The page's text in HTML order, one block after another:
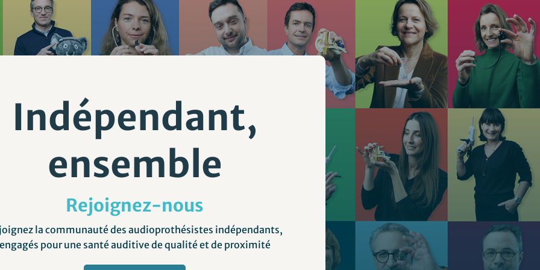
Indépendant,
ensemble
Rejoignez-nous
la communauté des audioprothésistes indépendants,
pour une santé auditive de qualité et de proximité